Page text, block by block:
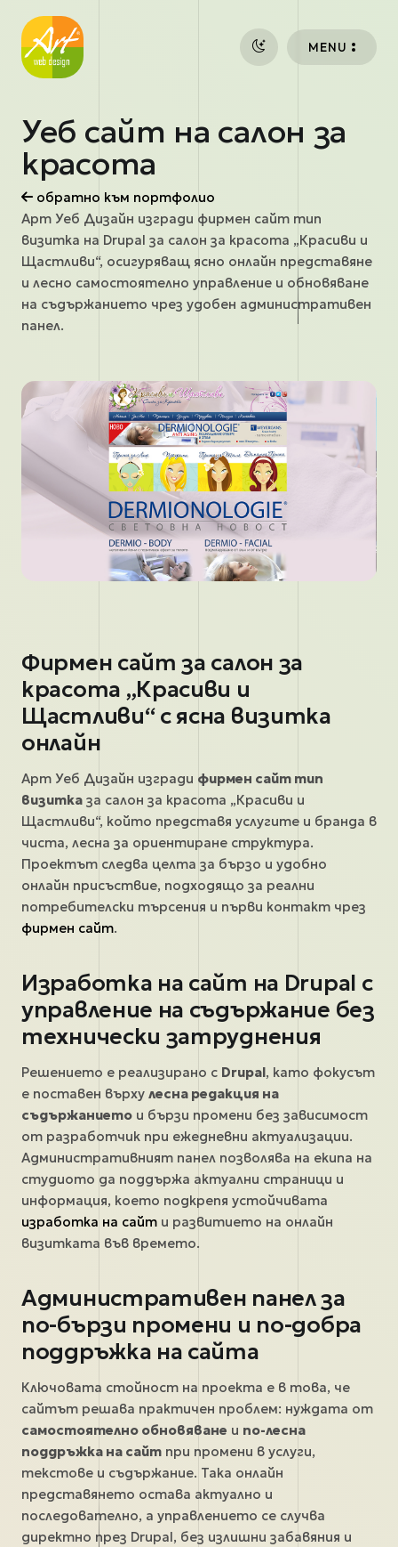
MENU
Уеб сайт на салон за
красота
обратно към портфолио
Арт Уеб Дизайн изгради фирмен сайт тип
визитка на Drupal за салон за красота „Красиви и
Щастливи“, осигуряващ ясно онлайн представяне
и лесно самостоятелно управление и обновяване
на съдържанието чрез удобен административен
панел.
Фирмен сайт за салон за
красота „Красиви и
Щастливи“ с ясна визитка
онлайн
Арт Уеб Дизайн изгради фирмен сайт тип
визитка за салон за красота „Красиви и
Щастливи“, който представя услугите и бранда в
чиста, лесна за ориентиране структура.
Проектът следва целта за бързо и удобно
онлайн присъствие, подходящо за реални
потребителски търсения и първи контакт чрез
фирмен сайт.
Изработка на сайт на Drupal с
управление на съдържание без
технически затруднения
Решението е реализирано с Drupal, като фокусът
е поставен върху лесна редакция на
съдържанието и бързи промени без зависимост
от разработчик при ежедневни актуализации.
Административният панел позволява на екипа на
студиото да поддържа актуални страници и
информация, което подкрепя устойчивата
изработка на сайт и развитието на онлайн
визитката във времето.
Административен панел за
по-бързи промени и по-добра
поддръжка на сайта
Ключовата стойност на проекта е в това, че
сайтът решава практичен проблем: нуждата от
самостоятелно обновяване и по-лесна
поддръжка на сайт при промени в услуги,
текстове и съдържание. Така онлайн
представянето остава актуално и
последователно, а управлението се случва
директно през Drupal, без излишни забавяния и